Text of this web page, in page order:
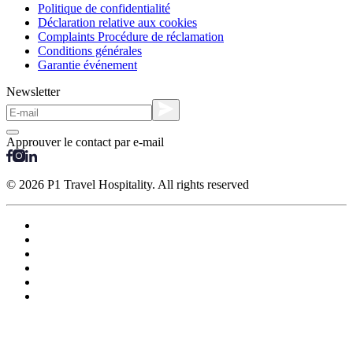
Politique de confidentialité
Déclaration relative aux cookies
Complaints Procédure de réclamation
Conditions générales
Garantie événement
Newsletter
Approuver le contact par e-mail
© 2026 P1 Travel Hospitality. All rights reserved